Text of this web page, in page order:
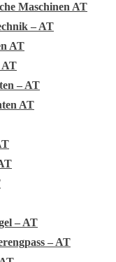
Maschinen AT
– AT
AT
AT
– AT
AT
– AT
– AT